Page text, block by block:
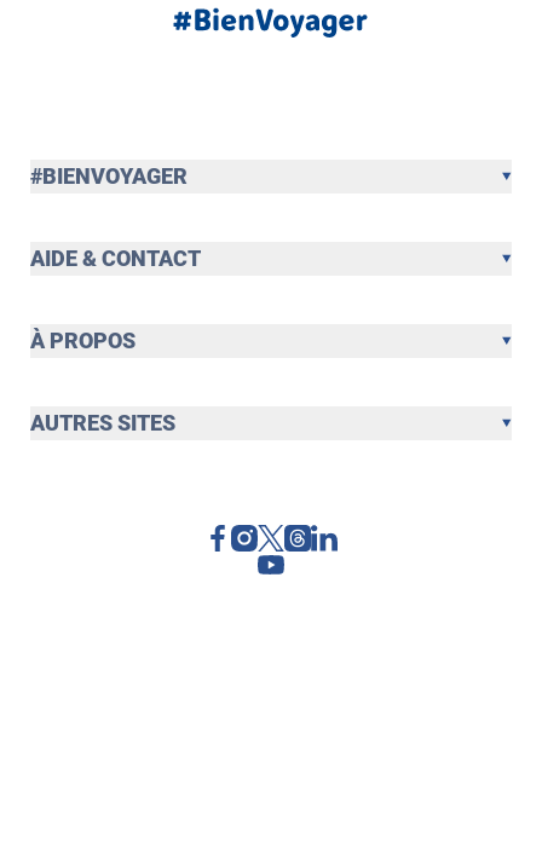
#BIENVOYAGER
AIDE & CONTACT
À PROPOS
AUTRES SITES